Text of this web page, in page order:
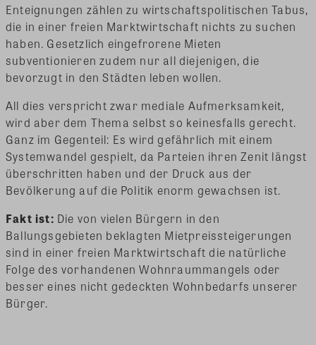
Enteignungen zählen zu wirtschaftspolitischen Tabus,
die in einer freien Marktwirtschaft nichts zu suchen
haben. Gesetzlich eingefrorene Mieten
subventionieren zudem nur all diejenigen, die
bevorzugt in den Städten leben wollen.
All dies verspricht zwar mediale Aufmerksamkeit,
wird aber dem Thema selbst so keinesfalls gerecht.
Ganz im Gegenteil: Es wird gefährlich mit einem
Systemwandel gespielt, da Parteien ihren Zenit längst
überschritten haben und der Druck aus der
Bevölkerung auf die Politik enorm gewachsen ist.
Fakt ist: Die von vielen Bürgern in den
Ballungsgebieten beklagten Mietpreissteigerungen
sind in einer freien Marktwirtschaft die natürliche
Folge des vorhandenen Wohnraummangels oder
besser eines nicht gedeckten Wohnbedarfs unserer
Bürger.